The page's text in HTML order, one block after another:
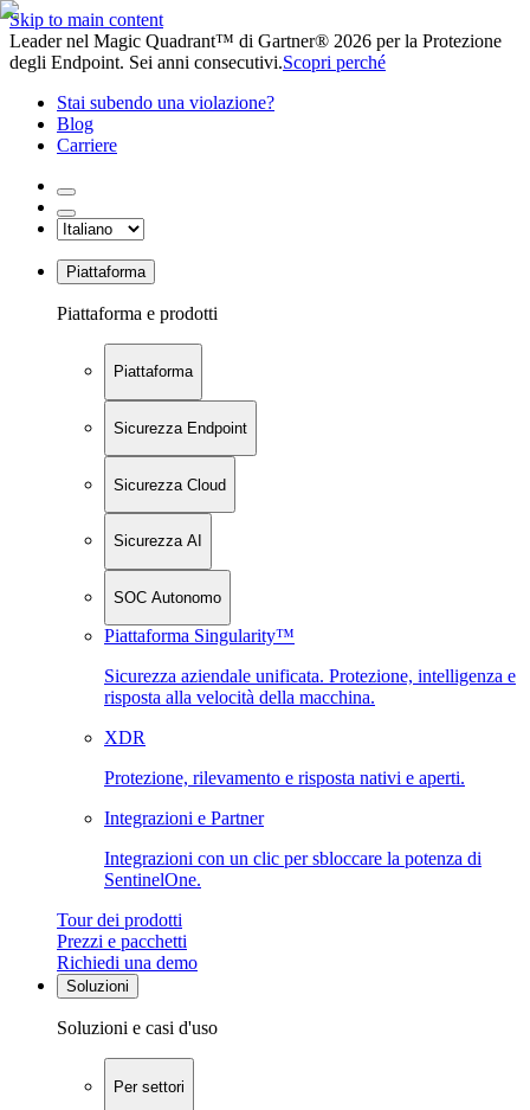
Skip to main content
Leader nel Magic Quadrant™ di Gartner® 2026 per la Protezione
degli Endpoint. Sei anni consecutivi.Scopri perché
Stai subendo una violazione?
Blog
Carriere
Piattaforma
Piattaforma e prodotti
Piattaforma
Sicurezza Endpoint
Sicurezza Cloud
Sicurezza AI
SOC Autonomo
Piattaforma Singularity™
Sicurezza aziendale unificata. Protezione, intelligenza e
risposta alla velocità della macchina.
XDR
Protezione, rilevamento e risposta nativi e aperti.
Integrazioni e Partner
Integrazioni con un clic per sbloccare la potenza di
SentinelOne.
Tour dei prodotti
Prezzi e pacchetti
Richiedi una demo
Soluzioni
Soluzioni e casi d'uso
Per settori